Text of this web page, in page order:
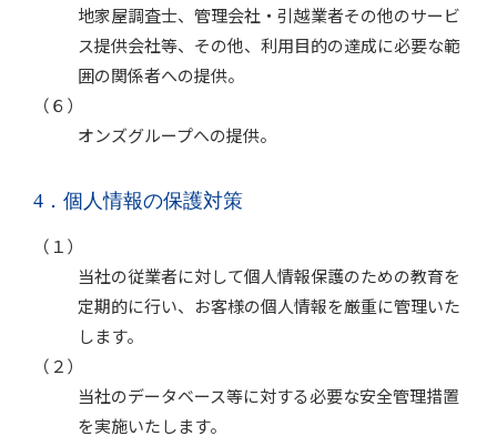
地家屋調査士、管理会社・引越業者その他のサービ
ス提供会社等、その他、利用目的の達成に必要な範
囲の関係者への提供。
（６）
オンズグループへの提供。
4．個人情報の保護対策
（１）
当社の従業者に対して個人情報保護のための教育を
定期的に行い、お客様の個人情報を厳重に管理いた
します。
（２）
当社のデータベース等に対する必要な安全管理措置
を実施いたします。